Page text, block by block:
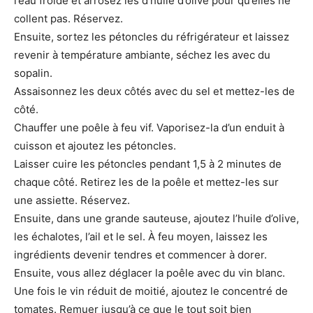
collent pas. Réservez.
Ensuite, sortez les pétoncles du réfrigérateur et laissez
revenir à température ambiante, séchez les avec du
sopalin.
Assaisonnez les deux côtés avec du sel et mettez-les de
côté.
Chauffer une poêle à feu vif. Vaporisez-la d’un enduit à
cuisson et ajoutez les pétoncles.
Laisser cuire les pétoncles pendant 1,5 à 2 minutes de
chaque côté. Retirez les de la poêle et mettez-les sur
une assiette. Réservez.
Ensuite, dans une grande sauteuse, ajoutez l’huile d’olive,
les échalotes, l’ail et le sel. À feu moyen, laissez les
ingrédients devenir tendres et commencer à dorer.
Ensuite, vous allez déglacer la poêle avec du vin blanc.
Une fois le vin réduit de moitié, ajoutez le concentré de
tomates. Remuer jusqu’à ce que le tout soit bien